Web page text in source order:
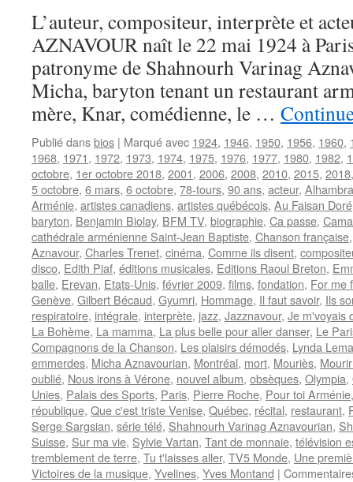
L’auteur, compositeur, interprète et
AZNAVOUR naît le 22 mai 1924 à
patronyme de Shahnourh Varinag
Micha, baryton tenant un restaurant
mère, Knar, comédienne, le …
Publié dansbios | Marqué avec 1924, 1946, 1950, 1956, 1960,
1968, 1971, 1972, 1973, 1974, 1975, 1976, 1977, 1980, 1982,
octobre, 1er octobre 2018, 2001, 2006, 2008, 2010, 2015, 2018
5 octobre, 6 mars, 6 octobre, 78-tours, 90 ans, acteur,
Arménie, artistes canadiens, artistes québécois, Au Faisan Doré
baryton, Benjamin Biolay, BFM TV, biographie, Ca passe,
cathédrale arménienne Saint-Jean Baptiste, Chanson française
Aznavour, Charles Trenet, cinéma, Comme ils disent,
disco, Edith Piaf, éditions musicales, Editions Raoul Breton,
balle, Erevan, Etats-Unis, février 2009, films, fondation, For me
Genève, Gilbert Bécaud, Gyumri, Hommage, Il faut savoir, Ils
respiratoire, intégrale, interprète, jazz, Jazznavour, Je m'voyais
La Bohème, La mamma, La plus belle pour aller danser, Le
Compagnons de la Chanson, Les plaisirs démodés, Lynda
emmerdes, Micha Aznavourian, Montréal, mort, Mouriès,
oublié, Nous irons à Vérone, nouvel album, obsèques, Olympia,
Unies, Palais des Sports, Paris, Pierre Roche, Pour toi Arménie
république, Que c'est triste Venise, Québec, récital, restaurant,
Serge Sargsian, série télé, Shahnourh Varinag Aznavourian,
Suisse, Sur ma vie, Sylvie Vartan, Tant de monnaie, télévision
tremblement de terre, Tu t'laisses aller, TV5 Monde, Une
Victoires de la musique, Yvelines, Yves Montand |